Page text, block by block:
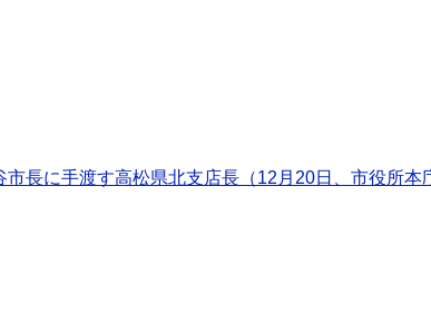
市長に手渡す高松県北支店長（12月20日、市役所本